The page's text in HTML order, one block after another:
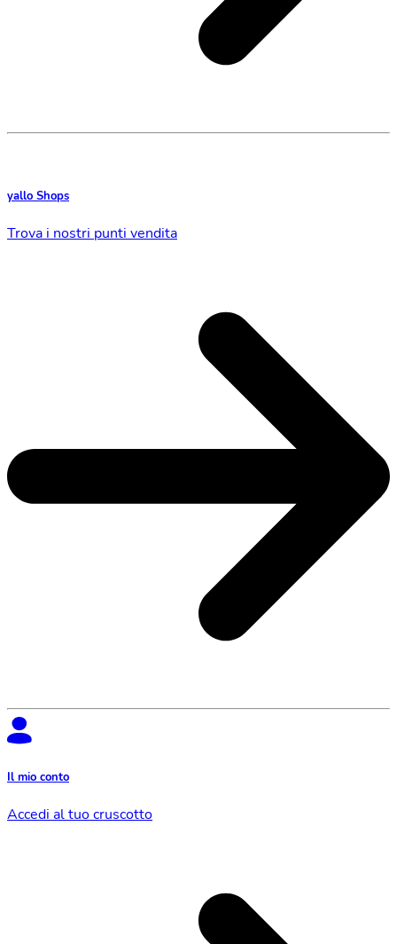
yallo Shops
Trova i nostri punti vendita
Il mio conto
Accedi al tuo cruscotto